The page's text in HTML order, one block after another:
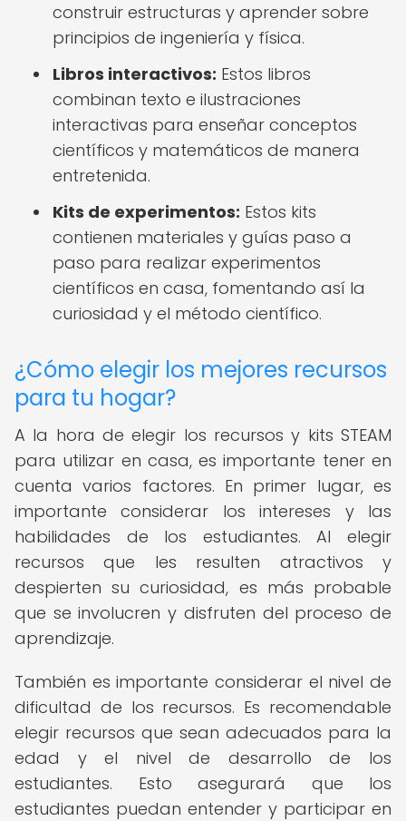
construir estructuras y aprender sobre
principios de ingeniería y física.
Libros interactivos: Estos libros
combinan texto e ilustraciones
interactivas para enseñar conceptos
científicos y matemáticos de manera
entretenida.
Kits de experimentos: Estos kits
contienen materiales y guías paso a
paso para realizar experimentos
científicos en casa, fomentando así la
curiosidad y el método científico.
¿Cómo elegir los mejores recursos
para tu hogar?
A la hora de elegir los recursos y kits STEAM
para utilizar en casa, es importante tener en
cuenta varios factores. En primer lugar, es
importante considerar los intereses y las
habilidades de los estudiantes. Al elegir
recursos que les resulten atractivos y
despierten su curiosidad, es más probable
que se involucren y disfruten del proceso de
aprendizaje.
También es importante considerar el nivel de
dificultad de los recursos. Es recomendable
elegir recursos que sean adecuados para la
edad y el nivel de desarrollo de los
estudiantes. Esto asegurará que los
estudiantes puedan entender y participar en